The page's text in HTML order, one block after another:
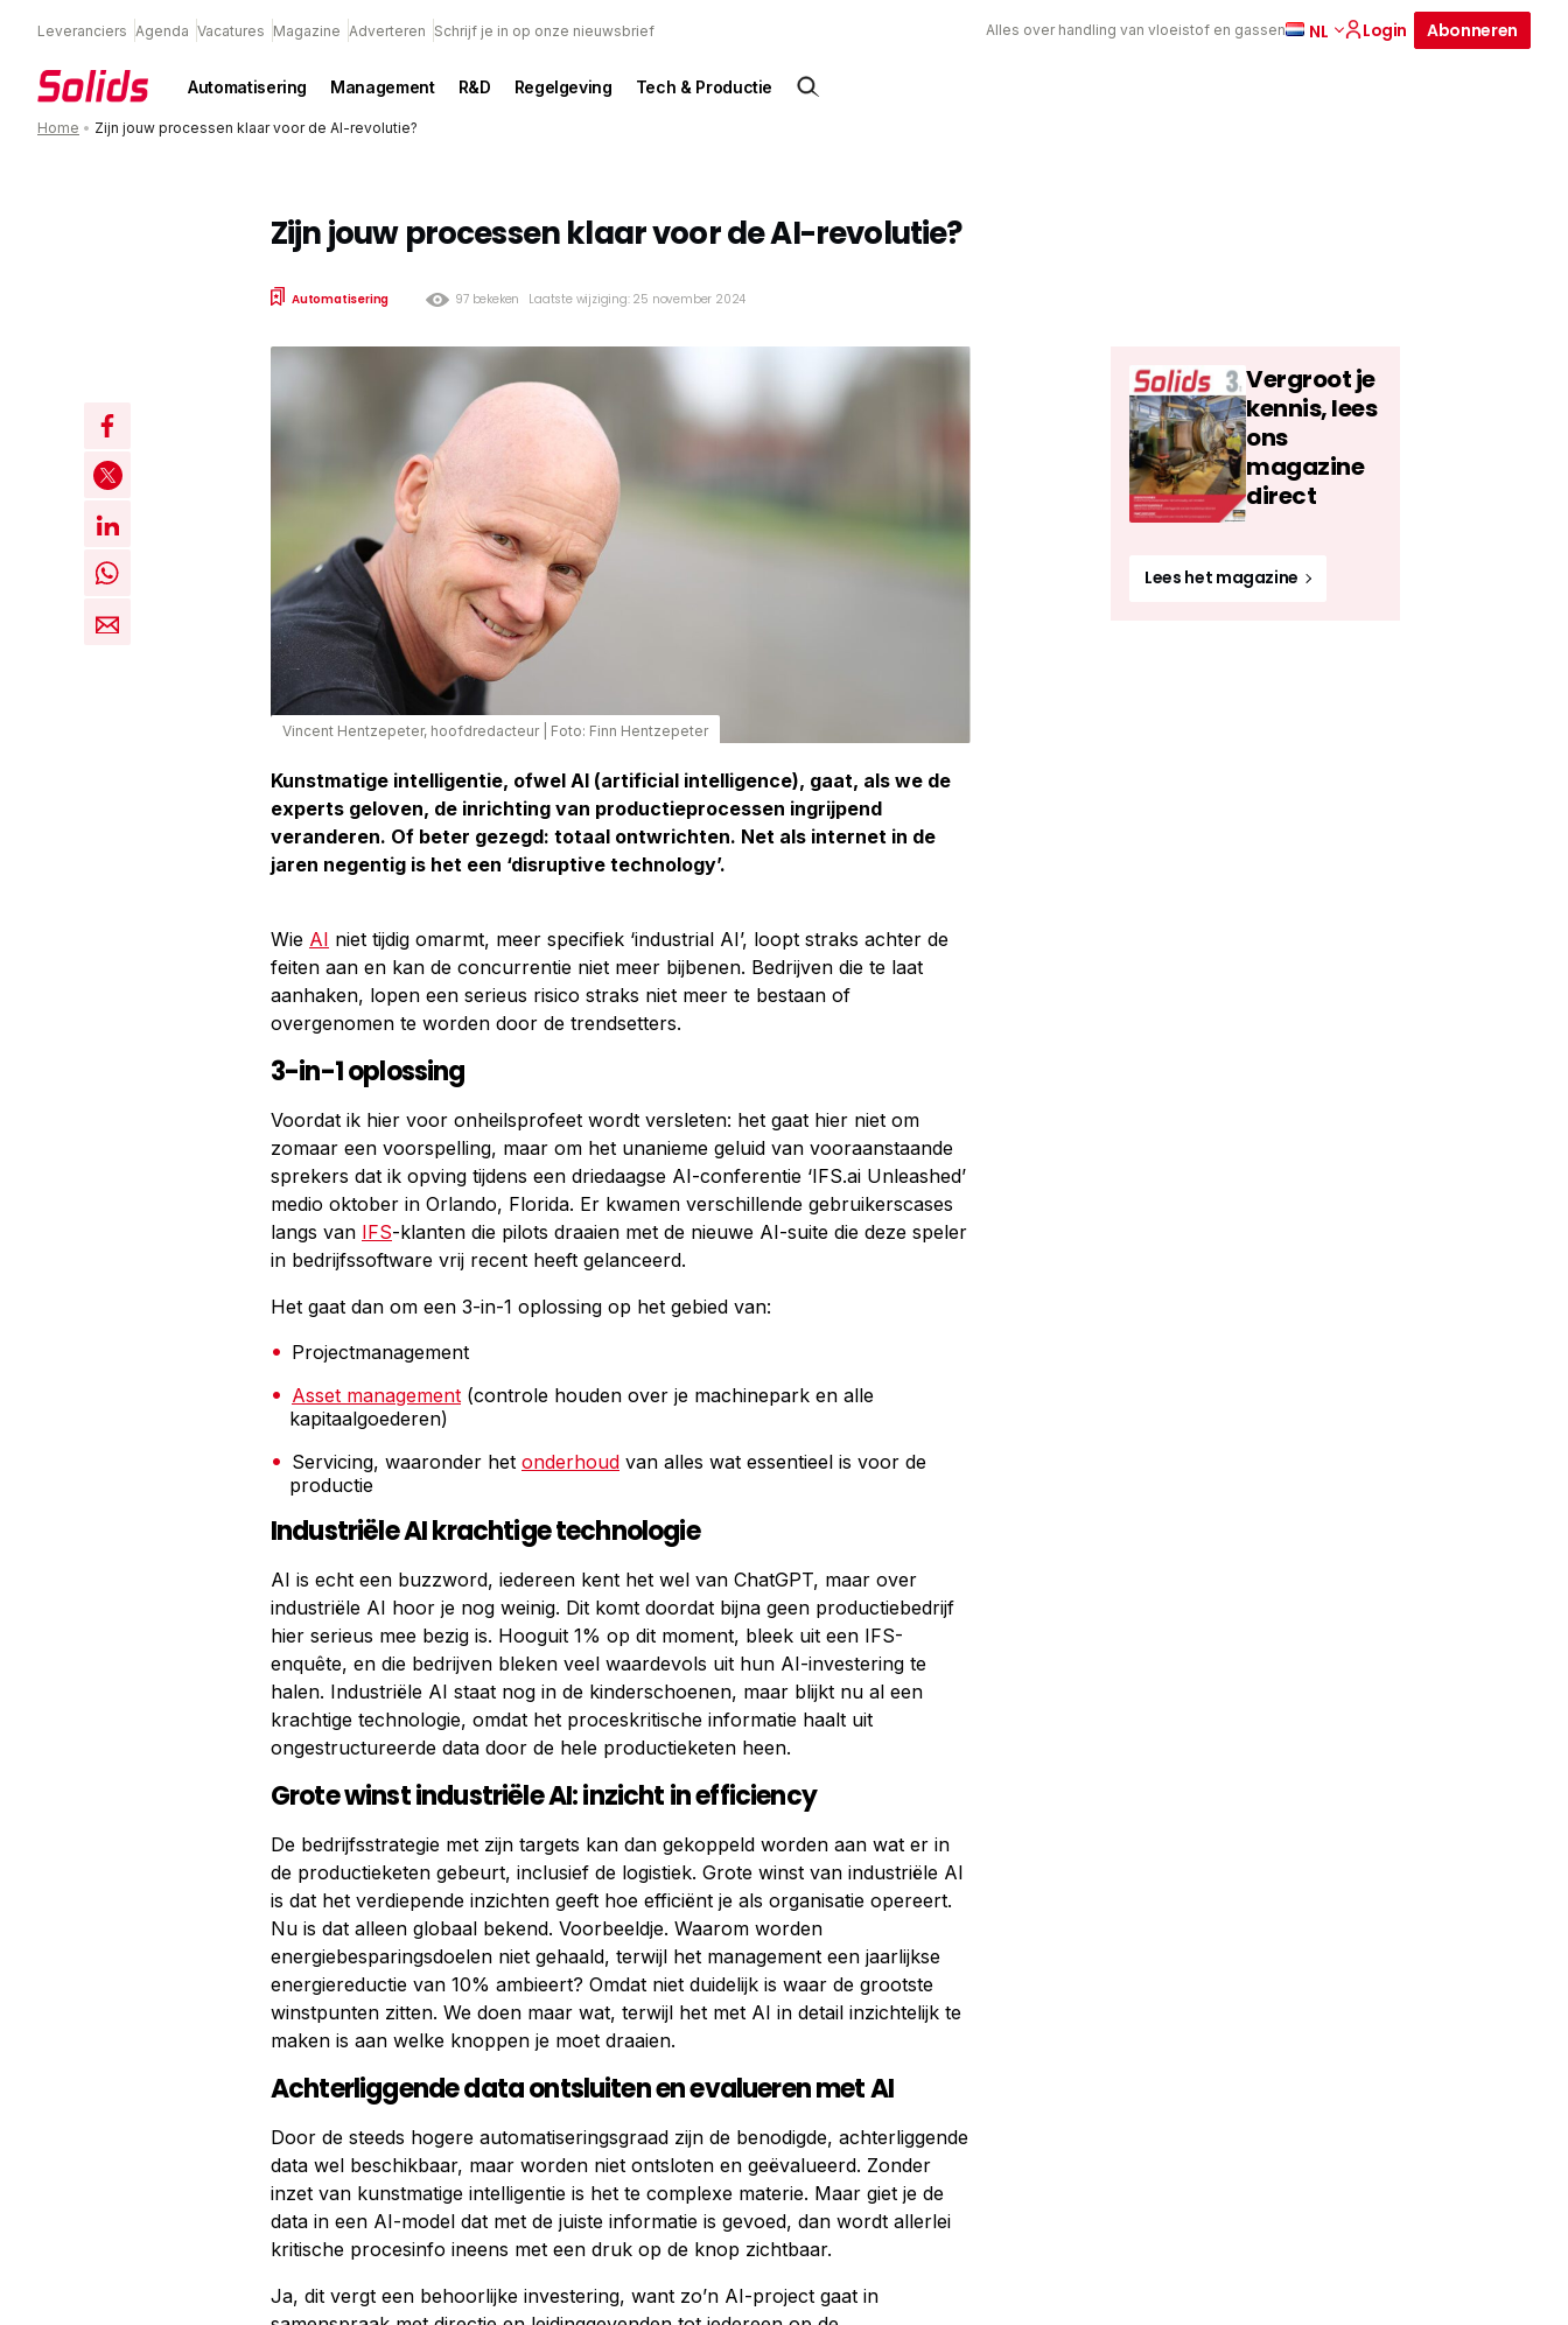
Leveranciers Agenda Vacatures Magazine Adverteren Schrijf je in op onze nieuwsbrief Alles over handling van vloeistof en gassen NL Login Abonneren
Automatisering Management R&D Regelgeving Tech & Productie
Home • Zijn jouw processen klaar voor de AI-revolutie?
Zijn jouw processen klaar voor de AI-revolutie?
Automatisering 97 bekeken Laatste wijziging: 25 november 2024
Vincent Hentzepeter, hoofdredacteur| Foto: Finn Hentzepeter
Kunstmatige intelligentie, ofwel AI (artificial intelligence), gaat, als we de
experts geloven, de inrichting van productieprocessen ingrijpend
veranderen. Of beter gezegd: totaal ontwrichten. Net als internet in de
jaren negentig is het een ‘disruptive technology’.
Wie AI niet tijdig omarmt, meer specifiek ‘industrial AI’, loopt straks achter de
feiten aan en kan de concurrentie niet meer bijbenen. Bedrijven die te laat
aanhaken, lopen een serieus risico straks niet meer te bestaan of
overgenomen te worden door de trendsetters.
3-in-1 oplossing
Voordat ik hier voor onheilsprofeet wordt versleten: het gaat hier niet om
zomaar een voorspelling, maar om het unanieme geluid van vooraanstaande
sprekers dat ik opving tijdens een driedaagse AI-conferentie ‘IFS.ai Unleashed’
medio oktober in Orlando, Florida. Er kwamen verschillende gebruikerscases
langs van IFS-klanten die pilots draaien met de nieuwe AI-suite die deze speler
in bedrijfssoftware vrij recent heeft gelanceerd.
Het gaat dan om een 3-in-1 oplossing op het gebied van:
Projectmanagement
Asset management (controle houden over je machinepark en alle
kapitaalgoederen)
Servicing, waaronder het onderhoud van alles wat essentieel is voor de
productie
Industriële AI krachtige technologie
AI is echt een buzzword, iedereen kent het wel van ChatGPT, maar over
industriële AI hoor je nog weinig. Dit komt doordat bijna geen productiebedrijf
hier serieus mee bezig is. Hooguit 1% op dit moment, bleek uit een IFS-
enquête, en die bedrijven bleken veel waardevols uit hun AI-investering te
halen. Industriële AI staat nog in de kinderschoenen, maar blijkt nu al een
krachtige technologie, omdat het proceskritische informatie haalt uit
ongestructureerde data door de hele productieketen heen.
Grote winst industriële AI: inzicht in efficiency
De bedrijfsstrategie met zijn targets kan dan gekoppeld worden aan wat er in
de productieketen gebeurt, inclusief de logistiek. Grote winst van industriële AI
is dat het verdiepende inzichten geeft hoe efficiënt je als organisatie opereert.
Nu is dat alleen globaal bekend. Voorbeeldje. Waarom worden
energiebesparingsdoelen niet gehaald, terwijl het management een jaarlijkse
energiereductie van 10% ambieert? Omdat niet duidelijk is waar de grootste
winstpunten zitten. We doen maar wat, terwijl het met AI in detail inzichtelijk te
maken is aan welke knoppen je moet draaien.
Achterliggende data ontsluiten en evalueren met AI
Door de steeds hogere automatiseringsgraad zijn de benodigde, achterliggende
data wel beschikbaar, maar worden niet ontsloten en geëvalueerd. Zonder
inzet van kunstmatige intelligentie is het te complexe materie. Maar giet je de
data in een AI-model dat met de juiste informatie is gevoed, dan wordt allerlei
kritische procesinfo ineens met een druk op de knop zichtbaar.
Ja, dit vergt een behoorlijke investering, want zo’n AI-project gaat in
Vergroot je
kennis, lees
ons
magazine
direct
Lees het magazine